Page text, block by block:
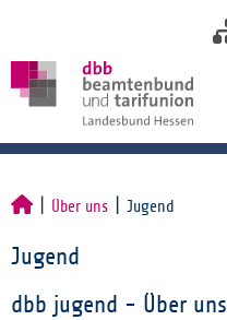
Über uns Jugend
Jugend
dbb jugend - Über uns